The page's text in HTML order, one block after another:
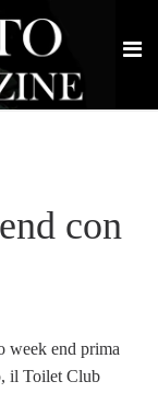
con
week end prima
il Toilet Club